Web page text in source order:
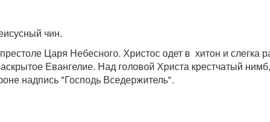
чин.
Царя Небесного. Христос одет в хитон и слегка
Евангелие. Над головой Христа крестчатый
надпись "Господь Вседержитель".